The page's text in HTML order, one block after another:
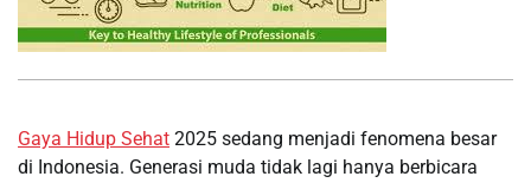
Gaya Hidup Sehat 2025 sedang menjadi fenomena besar
di Indonesia. Generasi muda tidak lagi hanya berbicara